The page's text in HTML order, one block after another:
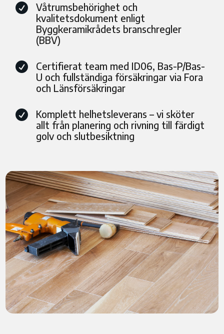

Våtrumsbehörighet och
kvalitetsdokument enligt
Byggkeramikrådets branschregler
(BBV)

Certifierat team med ID06, Bas-P/Bas-
U och fullständiga försäkringar via Fora
och Länsförsäkringar

Komplett helhetsleverans – vi sköter
allt från planering och rivning till färdigt
golv och slutbesiktning